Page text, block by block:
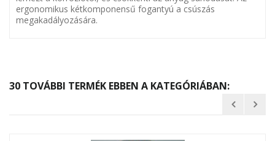
ergonomikus kétkomponensű fogantyú a csúszás
megakadályozására.
30 TOVÁBBI TERMÉK EBBEN A KATEGÓRIÁBAN: